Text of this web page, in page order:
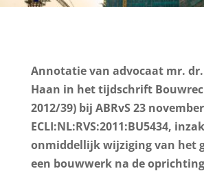
Annotatie van advocaat mr.
Haan in het tijdschrift
2012/39) bij ABRvS 23
ECLI:NL:RVS:2011:BU5434,
onmiddellijk wijziging van het
een bouwwerk na de